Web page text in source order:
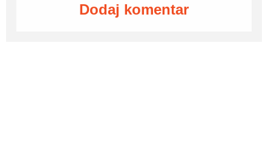
Dodaj komentar